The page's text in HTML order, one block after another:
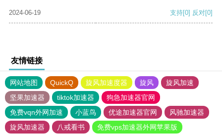
2024-06-19 支持[0] 反对[0]
友情链接
网站地图 QuickQ 旋风加速度器 旋风
旋风加速
坚果加速器
tiktok加速器
狗急加速器官网
免费vqn外网加速
小蓝鸟 优途加速器官网
风驰加速器
旋风加速器
八戒看书 免费vps加速器外网苹果版